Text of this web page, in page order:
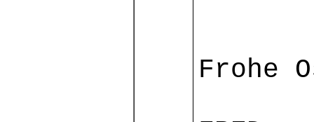
Frohe